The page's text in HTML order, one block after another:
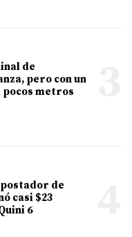
de
pero con un
metros
de
casi $23
6